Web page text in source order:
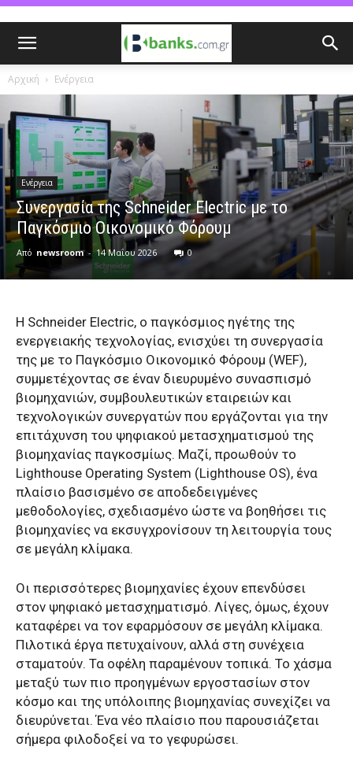
Αρχική Ενέργεια
Ενέργεια
Συνεργασία της Schneider Electric με το
Παγκόσμιο Οικονομικό Φόρουμ
Από newsroom - 14 Μαΐου 2026 0
Η Schneider Electric, ο παγκόσμιος ηγέτης της
ενεργειακής τεχνολογίας, ενισχύει τη συνεργασία
της με το Παγκόσμιο Οικονομικό Φόρουμ (WEF),
συμμετέχοντας σε έναν διευρυμένο συνασπισμό
βιομηχανιών, συμβουλευτικών εταιρειών και
τεχνολογικών συνεργατών που εργάζονται για την
επιτάχυνση του ψηφιακού μετασχηματισμού της
βιομηχανίας παγκοσμίως. Μαζί, προωθούν το
Lighthouse Operating System (Lighthouse OS), ένα
πλαίσιο βασισμένο σε αποδεδειγμένες
μεθοδολογίες, σχεδιασμένο ώστε να βοηθήσει τις
βιομηχανίες να εκσυγχρονίσουν τη λειτουργία τους
σε μεγάλη κλίμακα.
Οι περισσότερες βιομηχανίες έχουν επενδύσει
στον ψηφιακό μετασχηματισμό. Λίγες, όμως, έχουν
καταφέρει να τον εφαρμόσουν σε μεγάλη κλίμακα.
Πιλοτικά έργα πετυχαίνουν, αλλά στη συνέχεια
σταματούν. Τα οφέλη παραμένουν τοπικά. Το χάσμα
μεταξύ των πιο προηγμένων εργοστασίων στον
κόσμο και της υπόλοιπης βιομηχανίας συνεχίζει να
διευρύνεται. Ένα νέο πλαίσιο που παρουσιάζεται
σήμερα φιλοδοξεί να το γεφυρώσει.